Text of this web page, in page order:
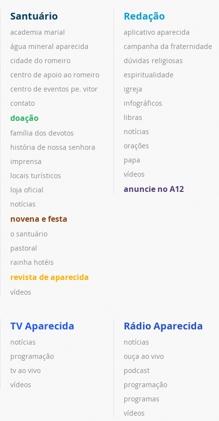
Santuário
academia marial
água mineral aparecida
cidade do romeiro
centro de apoio ao romeiro
centro de eventos pe. vitor
contato
doação
família dos devotos
história de nossa senhora
imprensa
locais turísticos
loja oficial
notícias
novena e festa
o santuário
pastoral
rainha hotéis
revista de aparecida
vídeos
Redação
aplicativo aparecida
campanha da fraternidade
dúvidas religiosas
espiritualidade
igreja
infográficos
libras
notícias
orações
papa
vídeos
anuncie no A12
TV Aparecida
notícias
programação
tv ao vivo
vídeos
Rádio Aparecida
notícias
ouça ao vivo
podcast
programação
programas
vídeos